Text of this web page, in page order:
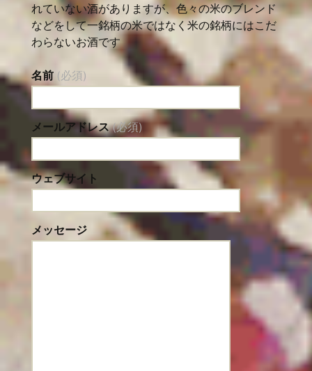
れていない酒がありますが、色々の米のブレンド
などをして一銘柄の米ではなく米の銘柄にはこだ
わらないお酒です
名前 (必須)
メールアドレス (必須)
ウェブサイト
メッセージ